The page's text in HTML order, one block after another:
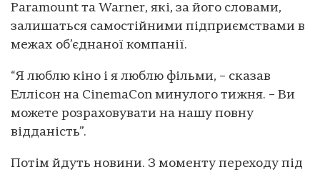
Paramount та Warner, які, за його словами,
залишаться самостійними підприємствами в
межах об’єднаної компанії.
“Я люблю кіно і я люблю фільми, – сказав
Еллісон на CinemaCon минулого тижня. – Ви
можете розраховувати на нашу повну
відданість”.
Потім йдуть новини. З моменту переходу під